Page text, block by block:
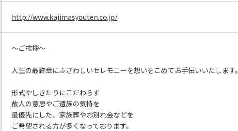
http://www.kajimasyouten.co.jp/
～ご挨拶～
人生の最終章にふさわしいセレモニーを想いをこめてお手伝いいたします。
形式やしきたりにこだわらず
故人の意思やご遺族の気持を
最優先にした、家族葬やお別れ会などを
ご希望される方が多くなっております。